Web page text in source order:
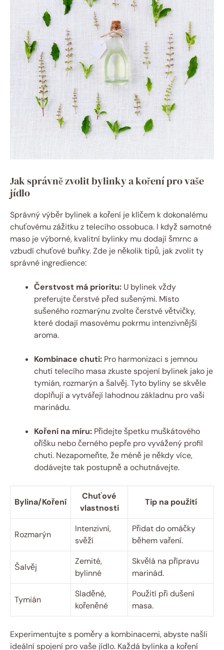
Jak správně zvolit bylinky a koření pro vaše
jídlo
Správný výběr bylinek a koření je klíčem k dokonalému
chuťovému zážitku z telecího ossobuca. I když samotné
maso je výborné, kvalitní bylinky mu dodají šmrnc a
vzbudí chuťové buňky. Zde je několik tipů, jak zvolit ty
správné ingredience:
Čerstvost má prioritu: U bylinek vždy
preferujte čerstvé před sušenými. Místo
sušeného rozmarýnu zvolte čerstvé větvičky,
které dodají masovému pokrmu intenzivnější
aroma.
Kombinace chuti: Pro harmonizaci s jemnou
chutí telecího masa zkuste spojení bylinek jako je
tymián, rozmarýn a šalvěj. Tyto byliny se skvěle
doplňují a vytvářejí lahodnou základnu pro vaši
marinádu.
Koření na míru: Přidejte špetku muškátového
oříšku nebo černého pepře pro vyvážený profil
chuti. Nezapomeňte, že méně je někdy více,
dodávejte tak postupně a ochutnávejte.
Bylina/Koření
Chuťové
vlastnosti
Tip na použití
Rozmarýn
Intenzivní,
svěží
Přidat do omáčky
během vaření.
Šalvěj
Zemité,
bylinné
Skvělá na přípravu
marinád.
Tymián
Sladěné,
kořeněné
Použití při dušení
masa.
Experimentujte s poměry a kombinacemi, abyste našli
ideální spojení pro vaše jídlo. Každá bylinka a koření